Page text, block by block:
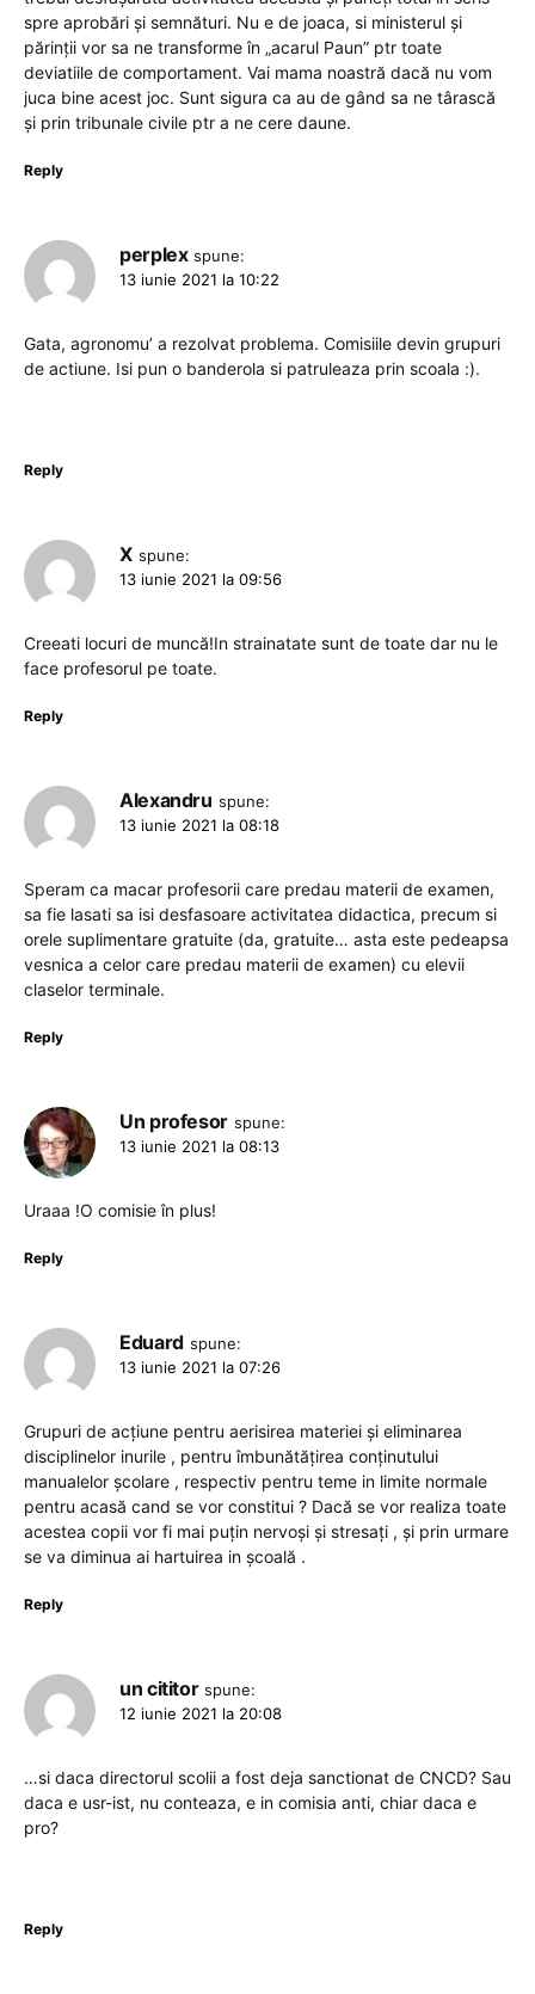
spre aprobări și semnături. Nu e de joaca, si ministerul și
părinții vor sa ne transforme în „acarul Paun” ptr toate
deviatiile de comportament. Vai mama noastră dacă nu vom
juca bine acest joc. Sunt sigura ca au de gând sa ne târască
și prin tribunale civile ptr a ne cere daune.
Reply
perplex spune:
13 iunie 2021 la 10:22
Gata, agronomu’ a rezolvat problema. Comisiile devin grupuri
de actiune. Isi pun o banderola si patruleaza prin scoala :).
Reply
X spune:
13 iunie 2021 la 09:56
Creeati locuri de muncă!In strainatate sunt de toate dar nu le
face profesorul pe toate.
Reply
Alexandru spune:
13 iunie 2021 la 08:18
Speram ca macar profesorii care predau materii de examen,
sa fie lasati sa isi desfasoare activitatea didactica, precum si
orele suplimentare gratuite (da, gratuite… asta este pedeapsa
vesnica a celor care predau materii de examen) cu elevii
claselor terminale.
Reply
Un profesor spune:
13 iunie 2021 la 08:13
Uraaa !O comisie în plus!
Reply
Eduard spune:
13 iunie 2021 la 07:26
Grupuri de acțiune pentru aerisirea materiei și eliminarea
disciplinelor inurile , pentru îmbunătățirea conținutului
manualelor școlare , respectiv pentru teme in limite normale
pentru acasă cand se vor constitui ? Dacă se vor realiza toate
acestea copii vor fi mai puțin nervoși și stresați , și prin urmare
se va diminua ai hartuirea in școală .
Reply
un cititor spune:
12 iunie 2021 la 20:08
…si daca directorul scolii a fost deja sanctionat de CNCD? Sau
daca e usr-ist, nu conteaza, e in comisia anti, chiar daca e
pro?
Reply